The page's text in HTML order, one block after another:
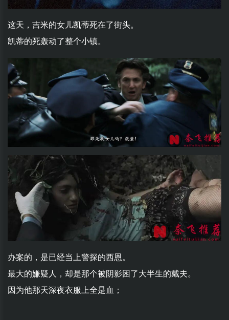
这天，吉米的女儿凯蒂死在了街头。
凯蒂的死轰动了整个小镇。
办案的，是已经当上警探的西恩。
最大的嫌疑人，却是那个被阴影困了大半生的戴夫。
因为他那天深夜衣服上全是血；